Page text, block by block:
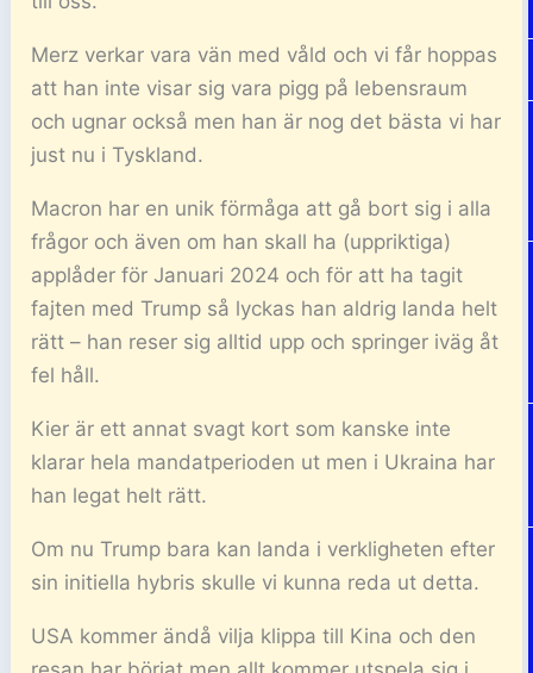
Merz verkar vara vän med våld och vi får hoppas
att han inte visar sig vara pigg på lebensraum
och ugnar också men han är nog det bästa vi har
just nu i Tyskland.
Macron har en unik förmåga att gå bort sig i alla
frågor och även om han skall ha (uppriktiga)
applåder för Januari 2024 och för att ha tagit
fajten med Trump så lyckas han aldrig landa helt
rätt – han reser sig alltid upp och springer iväg åt
fel håll.
Kier är ett annat svagt kort som kanske inte
klarar hela mandatperioden ut men i Ukraina har
han legat helt rätt.
Om nu Trump bara kan landa i verkligheten efter
sin initiella hybris skulle vi kunna reda ut detta.
USA kommer ändå vilja klippa till Kina och den